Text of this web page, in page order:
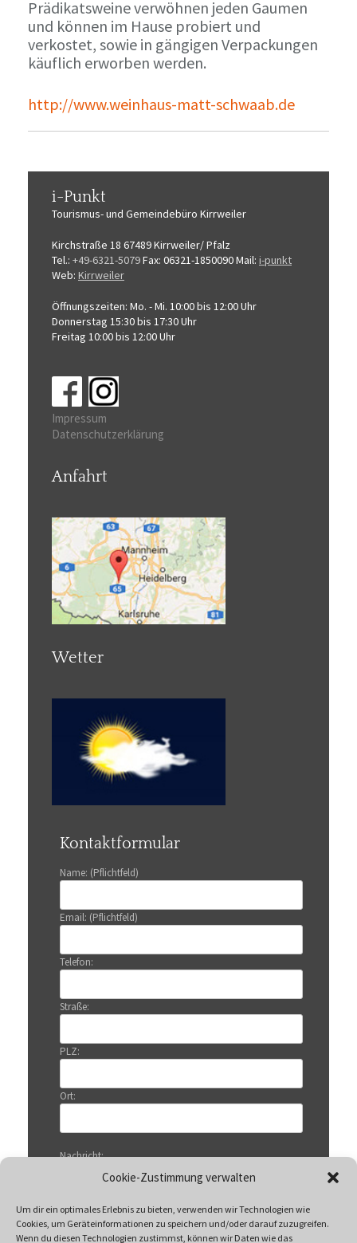
Cookie-Zustimmung verwalten
Um dir ein optimales Erlebnis zu bieten, verwenden wir Technologien wie
Cookies, um Geräteinformationen zu speichern und/oder darauf zuzugreifen.
Wenn du diesen Technologien zustimmst, können wir Daten wie das
Prädikatsweine verwöhnen jeden Gaumen
und können im Hause probiert und
verkostet, sowie in gängigen Verpackungen
käuflich erworben werden.
http://www.weinhaus-matt-schwaab.de
i-Punkt
Tourismus-und Gemeindebüro Kirrweiler
Kirchstraße 18 67489 Kirrweiler/ Pfalz
Tel.: +49-6321-5079Fax: 06321-1850090Mail: i-punkt
Web: Kirrweiler
Öffnungszeiten: Mo. - Mi. 10:00 bis 12:00 Uhr
Donnerstag 15:30 bis 17:30 Uhr
Freitag 10:00 bis 12:00 Uhr
Impressum
Datenschutzerklärung
Anfahrt
Wetter
Kontaktformular
Name: (Pflichtfeld)
Email: (Pflichtfeld)
Telefon:
Straße:
PLZ:
Ort:
Nachricht: